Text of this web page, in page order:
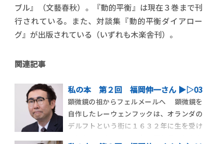
ブル』（文藝春秋）。『動的平衡』は現在３巻まで刊
行されている。また、対談集『動的平衡ダイアロー
グ』が出版されている（いずれも木楽舎刊）。
関連記事
私の本 第２回 福岡伸一さん ▶︎▷03
顕微鏡の祖からフェルメールへ 顕微鏡を
自作したレーウェンフックは、オランダの
デルフトという街に１６３２年に生を受け